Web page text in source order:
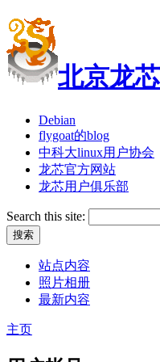
北京龙
Debian
flygoat的blog
中科大linux用户协会
龙芯官方网站
龙芯用户俱乐部
Search this site:
站点内容
照片相册
最新内容
主页